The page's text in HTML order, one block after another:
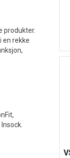
produkter.
en rekke